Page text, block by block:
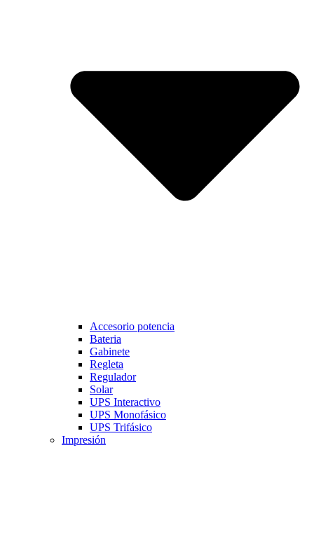
Accesorio potencia
Bateria
Gabinete
Regleta
Regulador
Solar
UPS Interactivo
UPS Monofásico
UPS Trifásico
Impresión